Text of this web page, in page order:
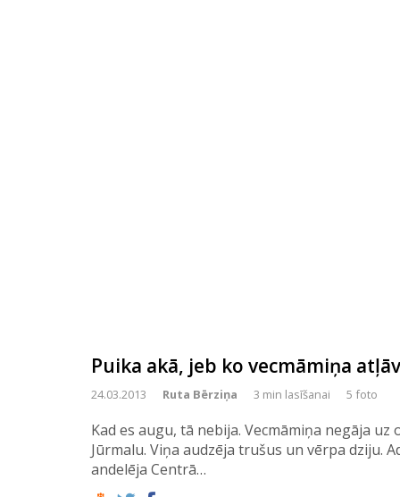
Puika akā, jeb ko vecmāmiņa
24.03.2013 Ruta Bērziņa 3 min lasīšanai 5 foto
Kad es augu, tā nebija. Vecmāmiņa negāja
Jūrmalu. Viņa audzēja trušus un vērpa dziju.
andelēja Centrā…